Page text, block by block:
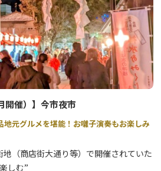
丸山公園近辺に駐車場はございません。
す。
開催）】今市夜市
元グルメを堪能！お囃子演奏もお楽しみ
（商店街大通り等）で開催されていた
しむ”